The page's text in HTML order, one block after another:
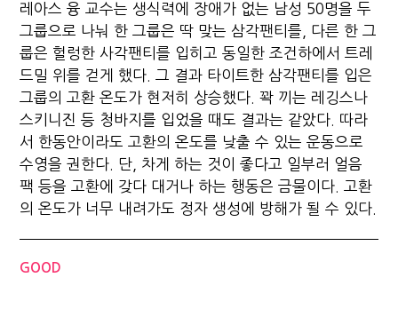
레아스 융 교수는 생식력에 장애가 없는 남성 50명을 두
그룹으로 나눠 한 그룹은 딱 맞는 삼각팬티를, 다른 한 그
룹은 헐렁한 사각팬티를 입히고 동일한 조건하에서 트레
드밀 위를 걷게 했다. 그 결과 타이트한 삼각팬티를 입은
그룹의 고환 온도가 현저히 상승했다. 꽉 끼는 레깅스나
스키니진 등 청바지를 입었을 때도 결과는 같았다. 따라
서 한동안이라도 고환의 온도를 낮출 수 있는 운동으로
수영을 권한다. 단, 차게 하는 것이 좋다고 일부러 얼음
팩 등을 고환에 갖다 대거나 하는 행동은 금물이다. 고환
의 온도가 너무 내려가도 정자 생성에 방해가 될 수 있다.
GOOD